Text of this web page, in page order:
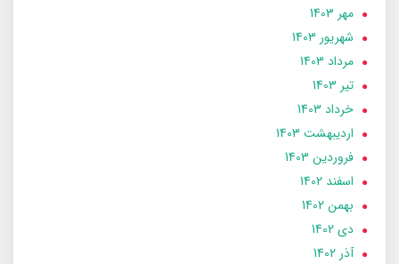
مهر 1403
شهریور 1403
مرداد 1403
تير 1403
خرداد 1403
ارديبهشت 1403
فروردین 1403
اسفند 1402
بهمن 1402
دی 1402
آذر 1402